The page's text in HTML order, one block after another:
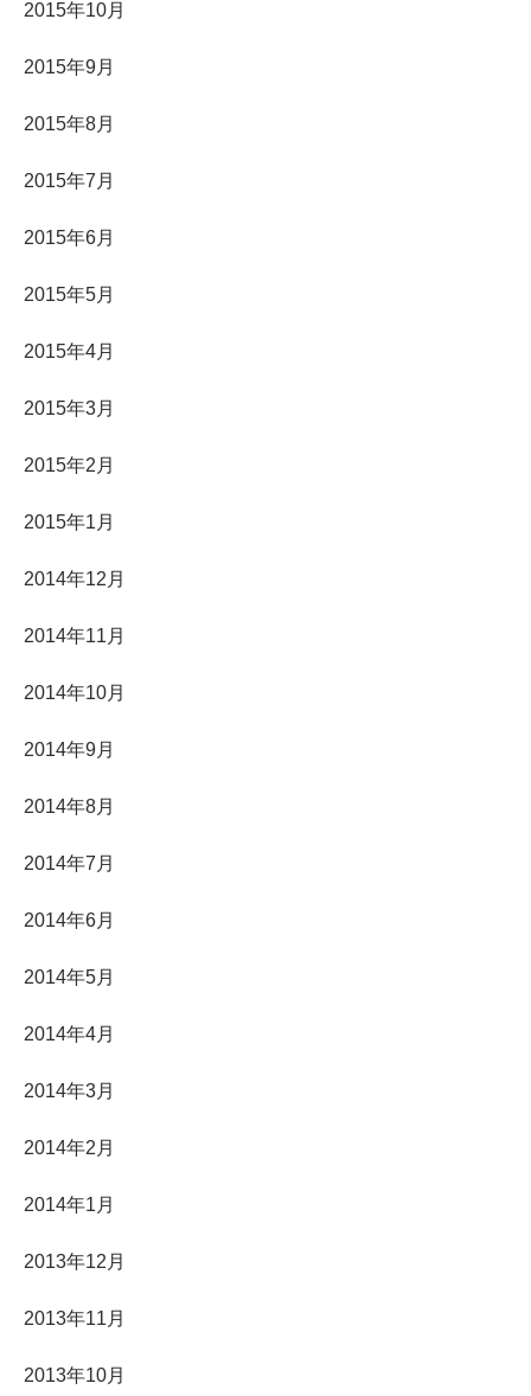
2015年10月
2015年9月
2015年8月
2015年7月
2015年6月
2015年5月
2015年4月
2015年3月
2015年2月
2015年1月
2014年12月
2014年11月
2014年10月
2014年9月
2014年8月
2014年7月
2014年6月
2014年5月
2014年4月
2014年3月
2014年2月
2014年1月
2013年12月
2013年11月
2013年10月